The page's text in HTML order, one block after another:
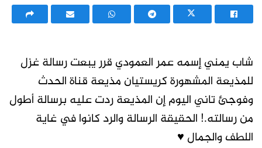
شاب يمني إسمه عمر العمودي قرر يبعت رسالة غزل
للمذيعة المشهورة كريستيان مذيعة قناة الحدث
وفوجئ تاني اليوم إن المذيعة ردت عليه برسالة أطول
من رسالته.! الحقيقة الرسالة والرد كانوا في غاية
اللطف والجمال ♥